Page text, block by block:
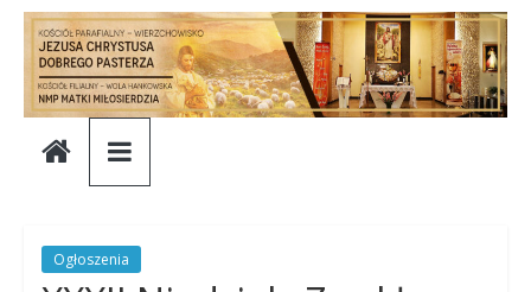
Skip
content
Parafia
Ogłoszenia